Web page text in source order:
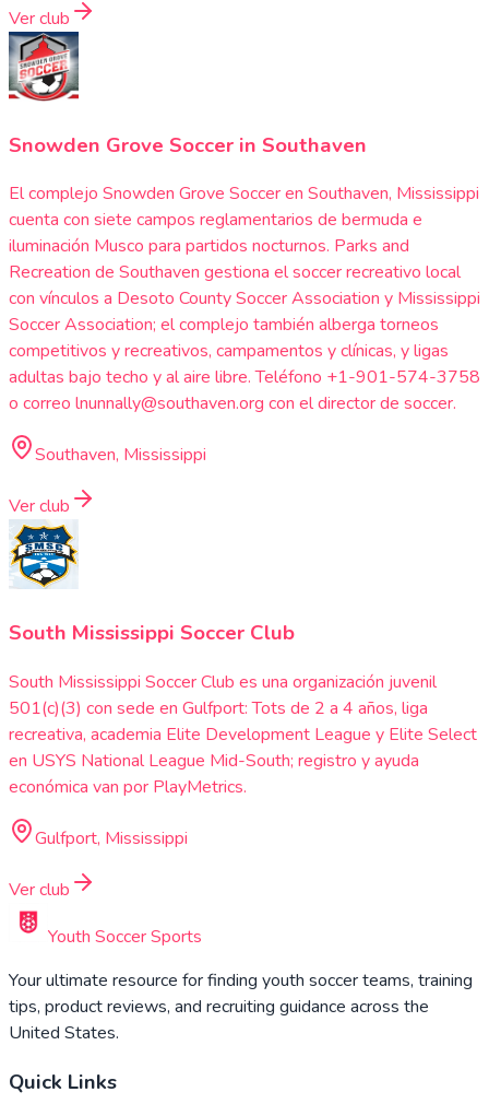
Ver club
Snowden Grove Soccer in Southaven
El complejo Snowden Grove Soccer en Southaven, Mississippi
cuenta con siete campos reglamentarios de bermuda e
iluminación Musco para partidos nocturnos. Parks and
Recreation de Southaven gestiona el soccer recreativo local
con vínculos a Desoto County Soccer Association y Mississippi
Soccer Association; el complejo también alberga torneos
competitivos y recreativos, campamentos y clínicas, y ligas
adultas bajo techo y al aire libre. Teléfono +1-901-574-3758
o correo lnunnally@southaven.org con el director de soccer.
Southaven, Mississippi
Ver club
South Mississippi Soccer Club
South Mississippi Soccer Club es una organización juvenil
501(c)(3) con sede en Gulfport: Tots de 2 a 4 años, liga
recreativa, academia Elite Development League y Elite Select
en USYS National League Mid-South; registro y ayuda
económica van por PlayMetrics.
Gulfport, Mississippi
Ver club
Youth Soccer Sports
Your ultimate resource for finding youth soccer teams, training
tips, product reviews, and recruiting guidance across the
United States.
Quick Links